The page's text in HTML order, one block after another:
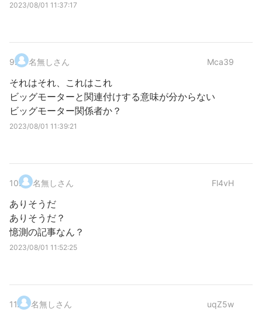
2023/08/01 11:37:17
9. 名無しさん Mca39
それはそれ、これはこれ
ビッグモーターと関連付けする意味が分からない
ビッグモーター関係者か？
2023/08/01 11:39:21
10. 名無しさん Fl4vH
ありそうだ
ありそうだ？
憶測の記事なん？
2023/08/01 11:52:25
11. 名無しさん uqZ5w